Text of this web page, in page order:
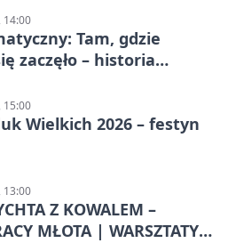
14:00
Tam, gdzie
zaczęło – historia
15:00
Wielkich 2026 – festyn
13:00
Z KOWALEM –
MŁOTA | WARSZTATY